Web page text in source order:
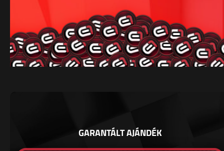
GARANTÁLT AJÁNDÉK